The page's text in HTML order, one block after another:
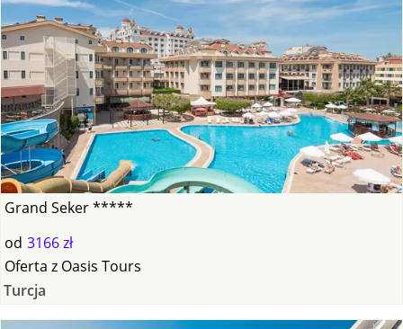
Grand Seker *****
od 3166 zł
Oferta z Oasis Tours
Turcja